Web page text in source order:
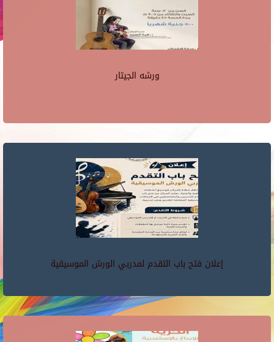
ورشه الجيتار
إعلان فتح باب التقدم لمدربي الورش الموسيقية